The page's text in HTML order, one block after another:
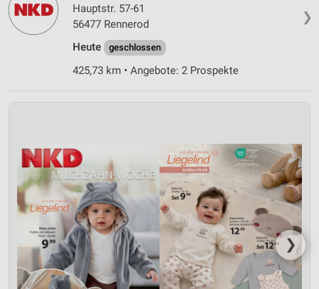
❯
Hauptstr. 57-61
56477 Rennerod
Heute
geschlossen
425,73 km • Angebote: 2 Prospekte
❯